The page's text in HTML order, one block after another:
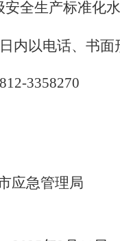
全生产标准化
日内以电话、书
3358270
应急管理局